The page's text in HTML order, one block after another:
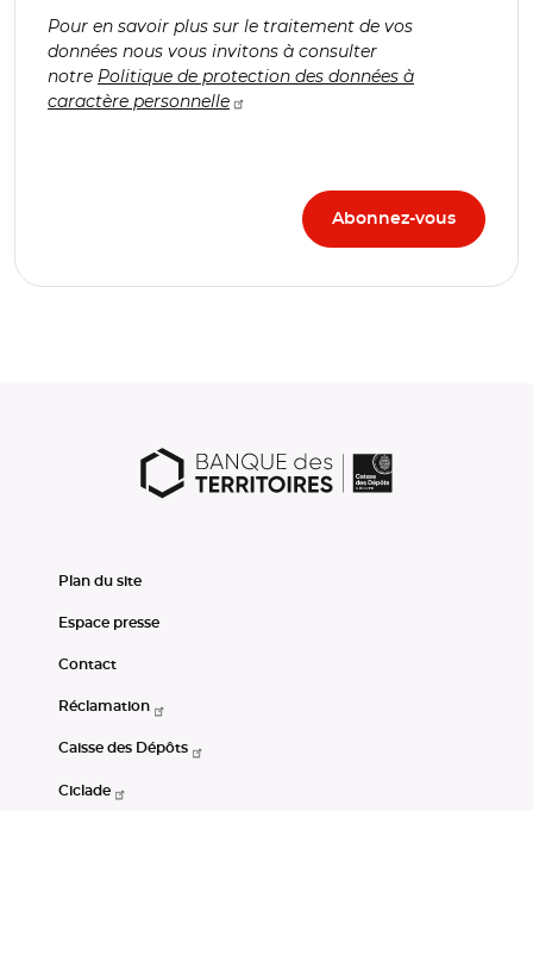
Pour en savoir plus sur le traitement de vos
données nous vous invitons à consulter
notre Politique de protection des données à
caractère personnelle
Plan du site
Espace presse
Contact
Réclamation
Caisse des Dépôts
Ciclade